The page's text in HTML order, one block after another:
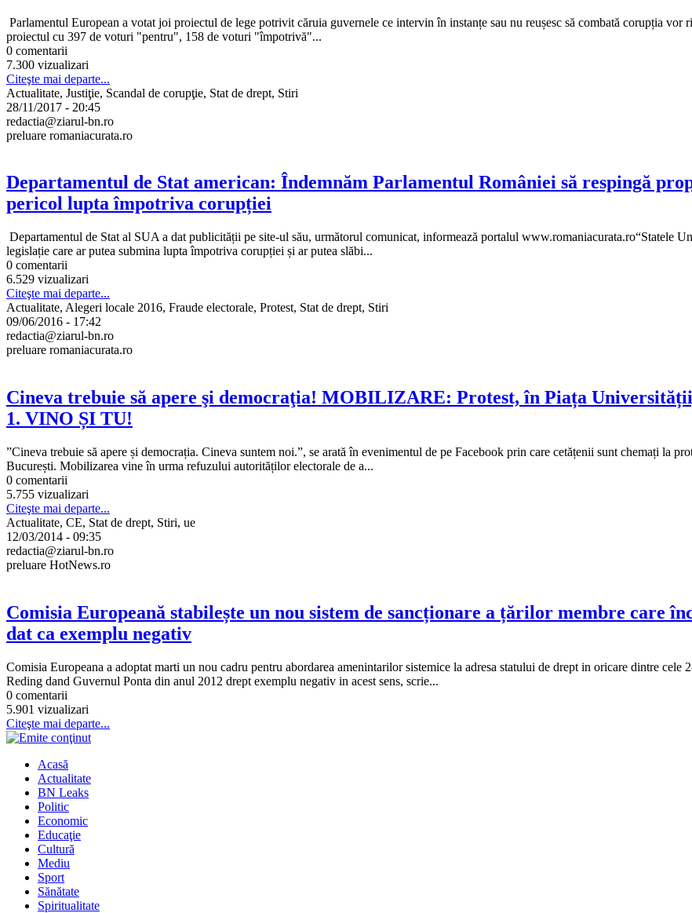
Parlamentul European a votat joi proiectul de lege potrivit căruia guvernele ce intervin în instanțe sau nu reușesc să combată corupția vor
proiectul cu 397 de voturi "pentru", 158 de voturi "împotrivă"...
0 comentarii
7.300 vizualizari
Citeşte mai departe...
Actualitate, Justiţie, Scandal de corupţie, Stat de drept, Stiri
28/11/2017 - 20:45
redactia@ziarul-bn.ro
preluare romaniacurata.ro
Departamentul de Stat american: Îndemnăm Parlamentul României să respingă
pericol lupta împotriva corupției
Departamentul de Stat al SUA a dat publicității pe site-ul său, următorul comunicat, informează portalul www.romaniacurata.ro“Statele
legislație care ar putea submina lupta împotriva corupției și ar putea slăbi...
0 comentarii
6.529 vizualizari
Citeşte mai departe...
Actualitate, Alegeri locale 2016, Fraude electorale, Protest, Stat de drept, Stiri
09/06/2016 - 17:42
redactia@ziarul-bn.ro
preluare romaniacurata.ro
Cineva trebuie să apere şi democraţia! MOBILIZARE: Protest, în Piața
1. VINO ȘI TU!
”Cineva trebuie să apere și democrația. Cineva suntem noi.”, se arată în evenimentul de pe Facebook prin care cetățenii sunt chemați la
București. Mobilizarea vine în urma refuzului autorităților electorale de a...
0 comentarii
5.755 vizualizari
Citeşte mai departe...
Actualitate, CE, Stat de drept, Stiri, ue
12/03/2014 - 09:35
redactia@ziarul-bn.ro
preluare HotNews.ro
Comisia Europeană stabilește un nou sistem de sancționare a țărilor membre care
dat ca exemplu negativ
Comisia Europeana a adoptat marti un nou cadru pentru abordarea amenintarilor sistemice la adresa statului de drept in oricare dintre
Reding dand Guvernul Ponta din anul 2012 drept exemplu negativ in acest sens, scrie...
0 comentarii
5.901 vizualizari
Citeşte mai departe...
Acasă
Actualitate
BN Leaks
Politic
Economic
Educaţie
Cultură
Mediu
Sport
Sănătate
Spiritualitate